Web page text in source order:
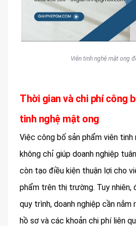
Viên tinh nghệ mật ong
Thời gian và chi phí công
tinh nghệ mật ong
Việc công bố sản phẩm viên tinh
không chỉ giúp doanh nghiệp
còn tạo điều kiện thuận lợi cho
phẩm trên thị trường. Tuy nhiên,
quy trình, doanh nghiệp cần nắm
hồ sơ và các khoản chi phí liên